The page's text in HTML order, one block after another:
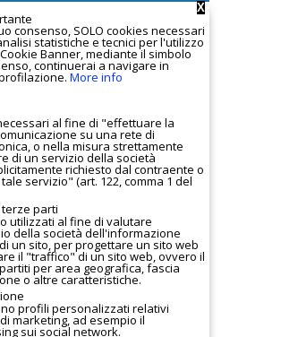
X
e
consenso, SOLO cookies necessari
statistiche e tecnici per l'utilizzo
Banner, mediante il simbolo
continuerai a navigare in
More info
al fine di "effettuare la
su una rete di
o nella misura strettamente
di un servizio della società
richiesto dal contraente o
servizio" (art. 122, comma 1 del
parti
utilizzati al fine di valutare
della società dell'informazione
un sito, per progettare un sito web
il "traffico" di un sito web, ovvero il
per area geografica, fascia
o altre caratteristiche.
profili personalizzati relativi
marketing, ad esempio il
sui social network.